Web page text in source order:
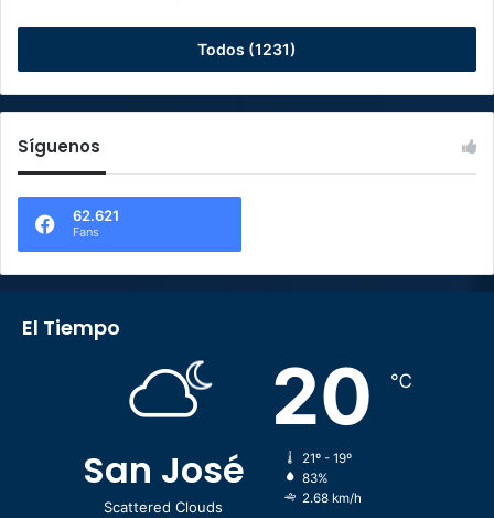
Todos (1231)
Síguenos
62.621
Fans
El Tiempo
San José
Scattered Clouds
20 ℃
21º - 19º
83%
2.68 km/h